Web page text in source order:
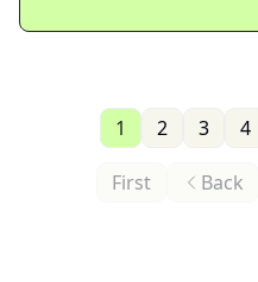
First Back
1 2 3 4